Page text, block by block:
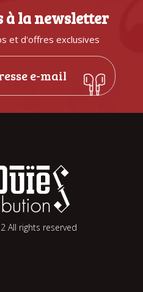
à la newsletter
et d'offres exclusives
All rights reserved